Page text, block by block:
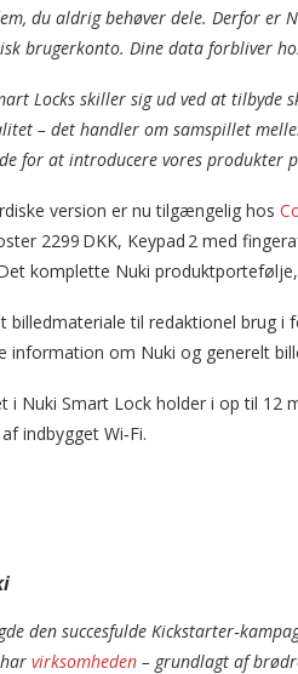
du aldrig behøver dele. Derfor er
brugerkonto. Dine data forbliver
Locks skiller sig ud ved at tilbyde
– det handler om samspillet
for at introducere vores produkter
version er nu tilgængelig hos
2299 DKK, Keypad 2 med
komplette Nuki
billedmateriale til redaktionel brug i
information om Nuki og generelt
i Nuki Smart Lock holder i op til 12
indbygget Wi‑Fi.
den succesfulde
virksomheden – grundlagt af